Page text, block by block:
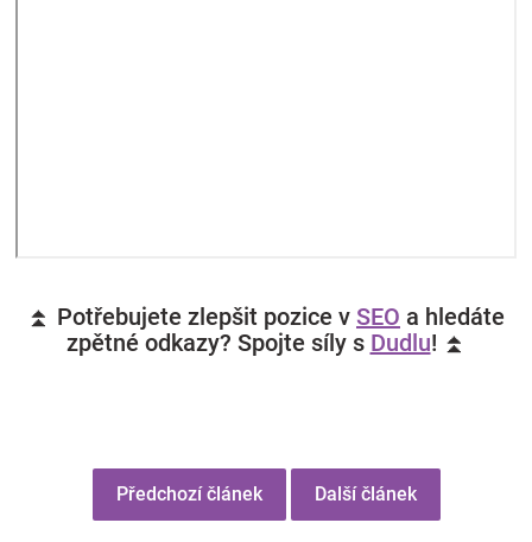
⏫ Potřebujete zlepšit pozice v SEO a hledáte
zpětné odkazy? Spojte síly s Dudlu! ⏫
Předchozí článek Další článek